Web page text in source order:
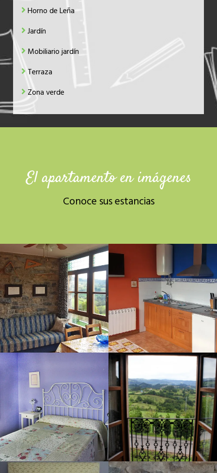
Horno de Leña
Jardín
Mobiliario jardín
Terraza
Zona verde
El apartamento en imágenes
Conoce sus estancias